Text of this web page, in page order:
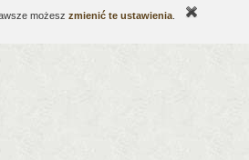
możesz zmienić te ustawienia